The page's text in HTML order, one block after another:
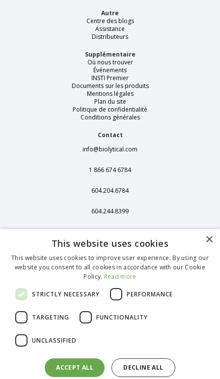
Autre
Centre des blogs
Assistance
Distributeurs
Supplémentaire
Où nous trouver
Événements
INSTI Premier
Documents sur les produits
Mentions légales
Plan du site
Politique de confidentialité
Conditions générales
Contact
info@biolytical.com
1 866 674 6784
604.204.6784
604.244.8399
406 - 13251 Delf
Richmond, BC,
Canada, V6V 2A2
1375 Stonegate
98248
Spanish
German (Standard)
Portuguese
×
This website uses cookies
This website uses cookies to improve user experience. By using our
website you consent to all cookies in accordance with our Cookie
Policy. Read more
STRICTLY NECESSARY PERFORMANCE
TARGETING FUNCTIONALITY
UNCLASSIFIED
ACCEPT ALL DECLINE ALL